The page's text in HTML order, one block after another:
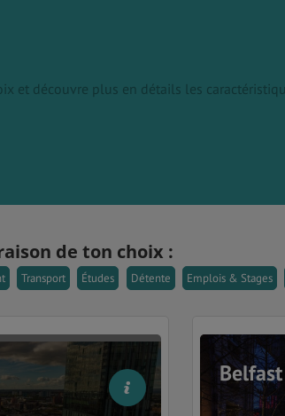
et découvre plus en détails les
de ton choix :
Transport Études Détente Emplois & Stages
Belfast